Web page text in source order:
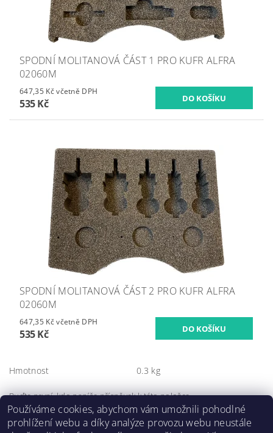
SPODNÍ MOLITANOVÁ ČÁST 1 PRO KUFR ALFRA
02060M
647,35 Kč včetně DPH
535 Kč
SPODNÍ MOLITANOVÁ ČÁST 2 PRO KUFR ALFRA
02060M
647,35 Kč včetně DPH
535 Kč
Hmotnost 0.3 kg
Buďte první, kdo napíše příspěvek k této položce.
Přidat komentář
Používáme cookies, abychom vám umožnili pohodlné
prohlížení webu a díky analýze provozu webu neustále